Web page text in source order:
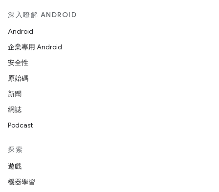
深入瞭解 ANDROID
Android
企業專用 Android
安全性
原始碼
新聞
網誌
Podcast
探索
遊戲
機器學習